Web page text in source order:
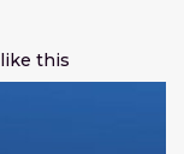
like this